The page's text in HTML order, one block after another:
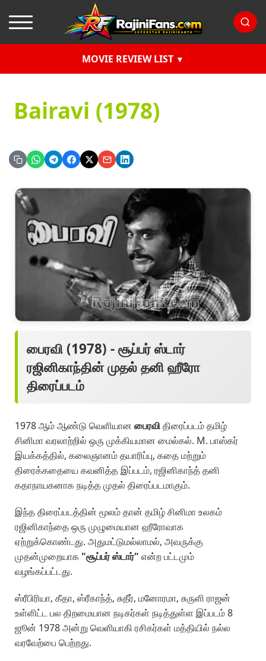
MOVIE REVIEW LIST
Bairavi (1978)
பைரவி (1978) - சூப்பர் ஸ்டார்
ரஜினிகாந்தின் முதல் தனி ஹீரோ
திரைப்படம்
1978 ஆம் ஆண்டு வெளியான பைரவிதிரைப்படம் தமிழ்
சினிமா வரலாற்றில் ஒரு முக்கியமான மைல்கல். M. பாஸ்கர்
இயக்கத்தில், கலைஞானம் தயாரிப்பு, கதை மற்றும்
திரைக்கதையை கவனித்த இப்படம், ரஜினிகாந்த் தனி
கதாநாயகனாக நடித்த முதல் திரைப்படமாகும்.
இந்த திரைப்படத்தின் மூலம் தான் தமிழ் சினிமா உலகம்
ரஜினிகாந்தை ஒரு முழுமையான ஹீரோவாக
ஏற்றுக்கொண்டது. அதுமட்டுமல்லாமல், அவருக்கு
முதன்முறையாக "சூப்பர் ஸ்டார்" என்ற பட்டமும்
வழங்கப்பட்டது.
ஸ்ரீபிரியா, கீதா, ஸ்ரீகாந்த், சுதீர், மனோரமா, சுருளி ராஜன்
உள்ளிட்ட பல திறமையான நடிகர்கள் நடித்துள்ள இப்படம் 8
ஜூன் 1978 அன்று வெளியாகி ரசிகர்கள் மத்தியில் நல்ல
வரவேற்பை பெற்றது.